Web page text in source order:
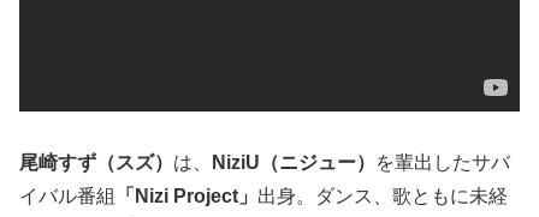
尾崎すず（スズ） は、 NiziU（ニジュー）
を輩出したサバ
イバル番組
「Nizi Project」 出身。ダンス、歌ともに未経